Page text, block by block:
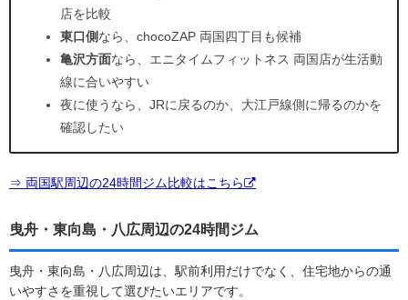
店を比較
東口側なら、chocoZAP 両国四丁目も候補
亀沢方面なら、エニタイムフィットネス 両国店が生活動
線に合いやすい
夜に使うなら、JRに戻るのか、大江戸線側に帰るのかを
確認したい
⇒ 両国駅周辺の24時間ジム比較はこちら
曳舟・東向島・八広周辺の24時間ジム
曳舟・東向島・八広周辺は、駅前利用だけでなく、住宅地からの通
いやすさを重視して選びたいエリアです。